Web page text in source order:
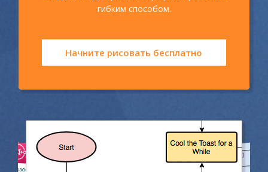
гибким способом.
Начните рисовать бесплатно